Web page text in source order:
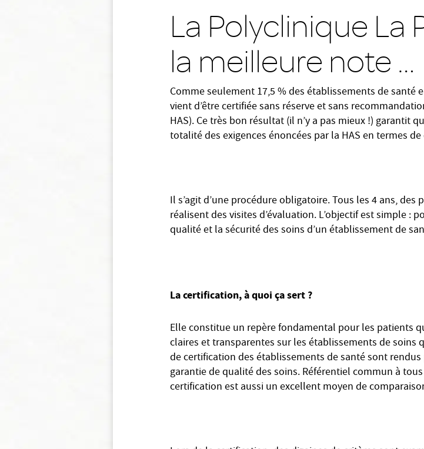
La Polyclinique La
la meilleure note …
Comme seulement 17,5 % des établissements de santé
vient d’être certifiée sans réserve et sans
HAS). Ce très bon résultat (il n’y a pas mieux !) garantit
totalité des exigences énoncées par la HAS en termes
Il s’agit d’une procédure obligatoire. Tous les 4 ans,
réalisent des visites d’évaluation. L’objectif est simple :
qualité et la sécurité des soins d’un établissement de
La certification, à quoi ça sert ?
Elle constitue un repère fondamental pour les patients
claires et transparentes sur les établissements de soins
de certification des établissements de santé sont
garantie de qualité des soins. Référentiel commun à
certification est aussi un excellent moyen de